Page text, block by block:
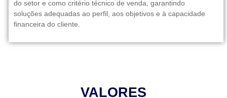
do setor e como critério técnico de venda, garantindo
soluções adequadas ao perfil, aos objetivos e à capacidade
financeira do cliente.
VALORES